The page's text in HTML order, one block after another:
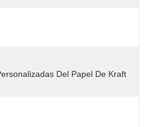
Del Papel De Kraft